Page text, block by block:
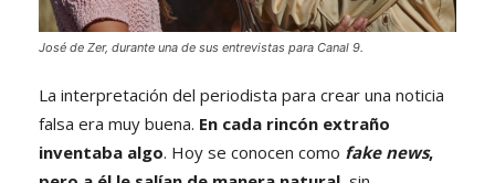
José de Zer, durante una de sus entrevistas para Canal 9.
La interpretación del periodista para crear una noticia
falsa era muy buena. En cada rincón extraño
inventaba algo. Hoy se conocen como fake news,